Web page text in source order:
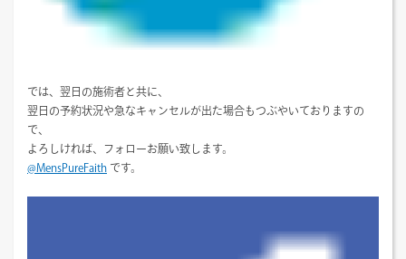
では、翌日の施術者と共に、
翌日の予約状況や急なキャンセルが出た場合もつぶやいておりますの
で、
よろしければ、フォローお願い致します。
@MensPureFaith です。